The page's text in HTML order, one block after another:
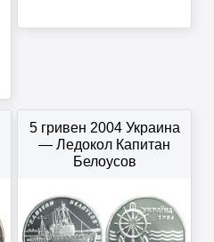
5 гривен 2004 Украина
— Ледокол Капитан
Белоусов